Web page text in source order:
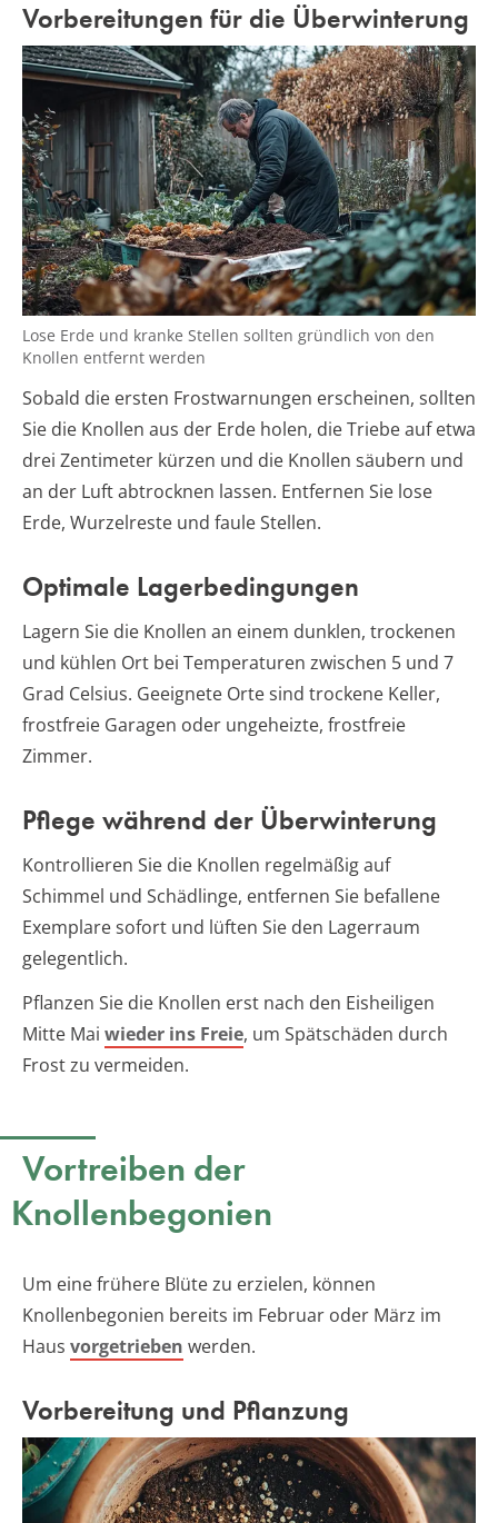
Vorbereitungen für die Überwinterung
Lose Erde und kranke Stellen sollten gründlich von den
Knollen entfernt werden
Sobald die ersten Frostwarnungen erscheinen, sollten
Sie die Knollen aus der Erde holen, die Triebe auf etwa
drei Zentimeter kürzen und die Knollen säubern und
an der Luft abtrocknen lassen. Entfernen Sie lose
Erde, Wurzelreste und faule Stellen.
Optimale Lagerbedingungen
Lagern Sie die Knollen an einem dunklen, trockenen
und kühlen Ort bei Temperaturen zwischen 5 und 7
Grad Celsius. Geeignete Orte sind trockene Keller,
frostfreie Garagen oder ungeheizte, frostfreie
Zimmer.
Pflege während der Überwinterung
Kontrollieren Sie die Knollen regelmäßig auf
Schimmel und Schädlinge, entfernen Sie befallene
Exemplare sofort und lüften Sie den Lagerraum
gelegentlich.
Pflanzen Sie die Knollen erst nach den Eisheiligen
Mitte Mai wieder ins Freie, um Spätschäden durch
Frost zu vermeiden.
Vortreiben der
Knollenbegonien
Um eine frühere Blüte zu erzielen, können
Knollenbegonien bereits im Februar oder März im
Haus vorgetrieben werden.
Vorbereitung und Pflanzung